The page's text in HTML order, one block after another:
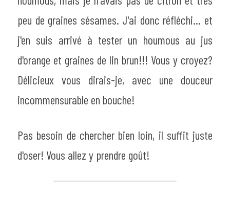
peu de graines sésames. J'ai donc réfléchi... et
j'en suis arrivé à tester un houmous au jus
d'orange et graines de lin brun!!! Vous y croyez?
Délicieux vous dirais-je, avec une douceur
incommensurable en bouche!
Pas besoin de chercher bien loin, il suffit juste
d'oser! Vous allez y prendre goût!